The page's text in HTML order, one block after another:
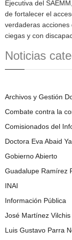
Ejecutiva del
de fortalecer el
verdaderas
ciegas y con
Noticias
Archivos y Gestión
Combate contra la
Comisionados del
Doctora Eva Abaid
Gobierno Abierto
Guadalupe Ramírez
INAI
Información Pública
José Martínez Vilchis
Luis Gustavo Parra